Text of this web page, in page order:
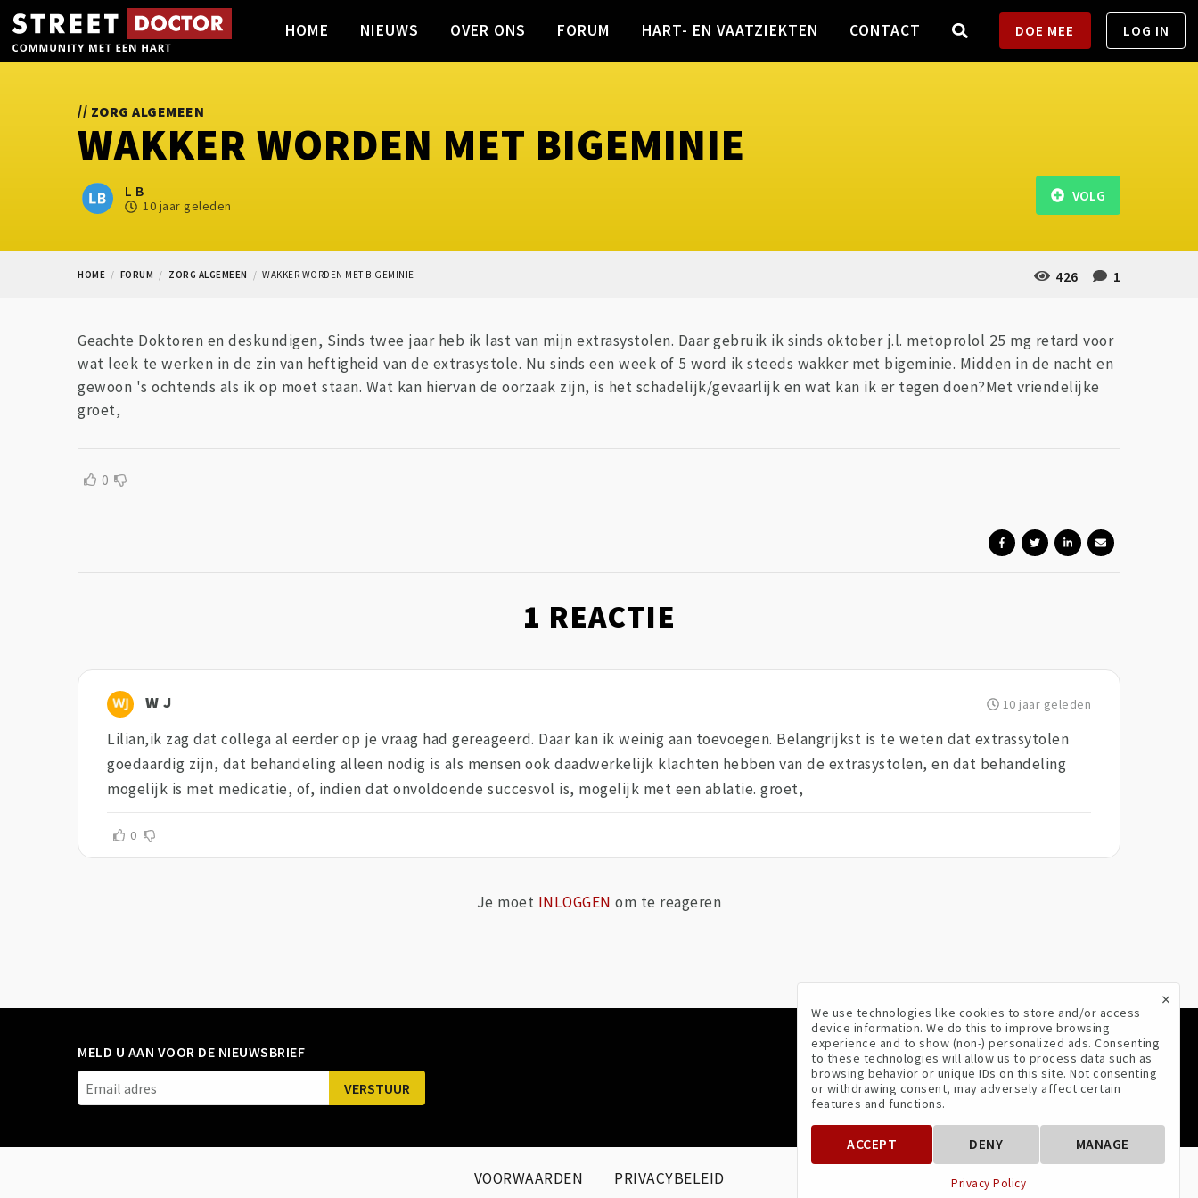
HOME NIEUWS OVER ONS FORUM HART- EN VAATZIEKTEN CONTACT DOE MEE LOG IN
// ZORG ALGEMEEN
WAKKER WORDEN MET BIGEMINIE
L B
10 jaar geleden
426 1
VOLG
HOME FORUM ZORG ALGEMEEN WAKKER WORDEN MET BIGEMINIE
Geachte Doktoren en deskundigen, Sinds twee jaar heb ik last van mijn extrasystolen. Daar gebruik ik sinds oktober j.l. metoprolol 25 mg retard voor
wat leek te werken in de zin van heftigheid van de extrasystole. Nu sinds een week of 5 word ik steeds wakker met bigeminie. Midden in de nacht en
gewoon 's ochtends als ik op moet staan. Wat kan hiervan de oorzaak zijn, is het schadelijk/gevaarlijk en wat kan ik er tegen doen?Met vriendelijke
groet,
0
1 REACTIE
W J 10 jaar geleden
Lilian,ik zag dat collega al eerder op je vraag had gereageerd. Daar kan ik weinig aan toevoegen. Belangrijkst is te weten dat extrassytolen
goedaardig zijn, dat behandeling alleen nodig is als mensen ook daadwerkelijk klachten hebben van de extrasystolen, en dat behandeling
mogelijk is met medicatie, of, indien dat onvoldoende succesvol is, mogelijk met een ablatie. groet,
0
Je moet INLOGGEN om te reageren
MELD U AAN VOOR DE NIEUWSBRIEF VOLG ONS
VOORWAARDEN PRIVACYBELEID
×
We use technologies like cookies to store and/or access
device information. We do this to improve browsing
experience and to show (non-) personalized ads. Consenting
to these technologies will allow us to process data such as
browsing behavior or unique IDs on this site. Not consenting
or withdrawing consent, may adversely affect certain
features and functions.
ACCEPT DENY MANAGE
Privacy Policy